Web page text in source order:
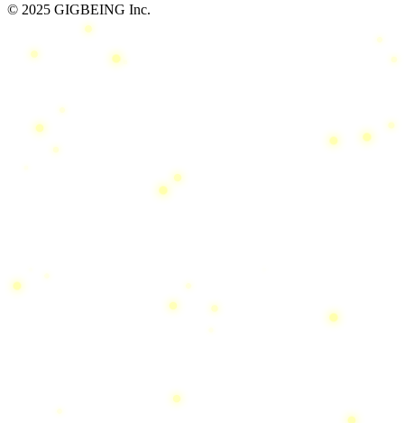
© 2025 GIGBEING Inc.